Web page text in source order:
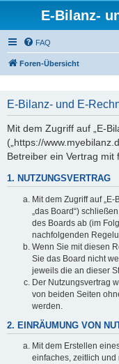
E-Bilanz-
FAQ
Foren-Übersicht
E-Bilanz- und E-
Mit dem Zugriff auf „E-
(„https://
Betreiber ein Vertrag mit
1. NUTZUNGSVERTRAG
Mit dem Zugriff auf
„das Board“)
des Boards ab (im
nachfolgenden
Wenn Sie mit diesen
Sie das Board nicht
jeweils die an dieser
Der Nutzungsvertrag
von beiden Seiten
werden.
2. EINRÄUMUNG VON
Mit dem Erstellen
einfaches, zeitlich